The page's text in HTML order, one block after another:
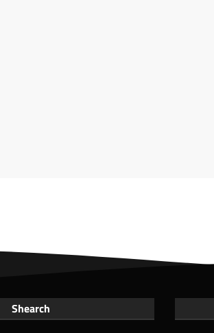
Shearch